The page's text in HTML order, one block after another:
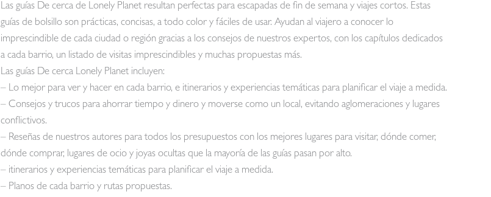
Las guías De cerca de Lonely Planet resultan perfectas para escapadas de fin de semana y viajes cortos. Estas
guías de bolsillo son prácticas, concisas, a todo color y fáciles de usar. Ayudan al viajero a conocer lo
imprescindible de cada ciudad o región gracias a los consejos de nuestros expertos, con los capítulos dedicados
a cada barrio, un listado de visitas imprescindibles y muchas propuestas más.
Las guías De cerca Lonely Planet incluyen:
– Lo mejor para ver y hacer en cada barrio, e itinerarios y experiencias temáticas para planificar el viaje a medida.
– Consejos y trucos para ahorrar tiempo y dinero y moverse como un local, evitando aglomeraciones y lugares
conflictivos.
– Reseñas de nuestros autores para todos los presupuestos con los mejores lugares para visitar, dónde comer,
dónde comprar, lugares de ocio y joyas ocultas que la mayoría de las guías pasan por alto.
– itinerarios y experiencias temáticas para planificar el viaje a medida.
– Planos de cada barrio y rutas propuestas.